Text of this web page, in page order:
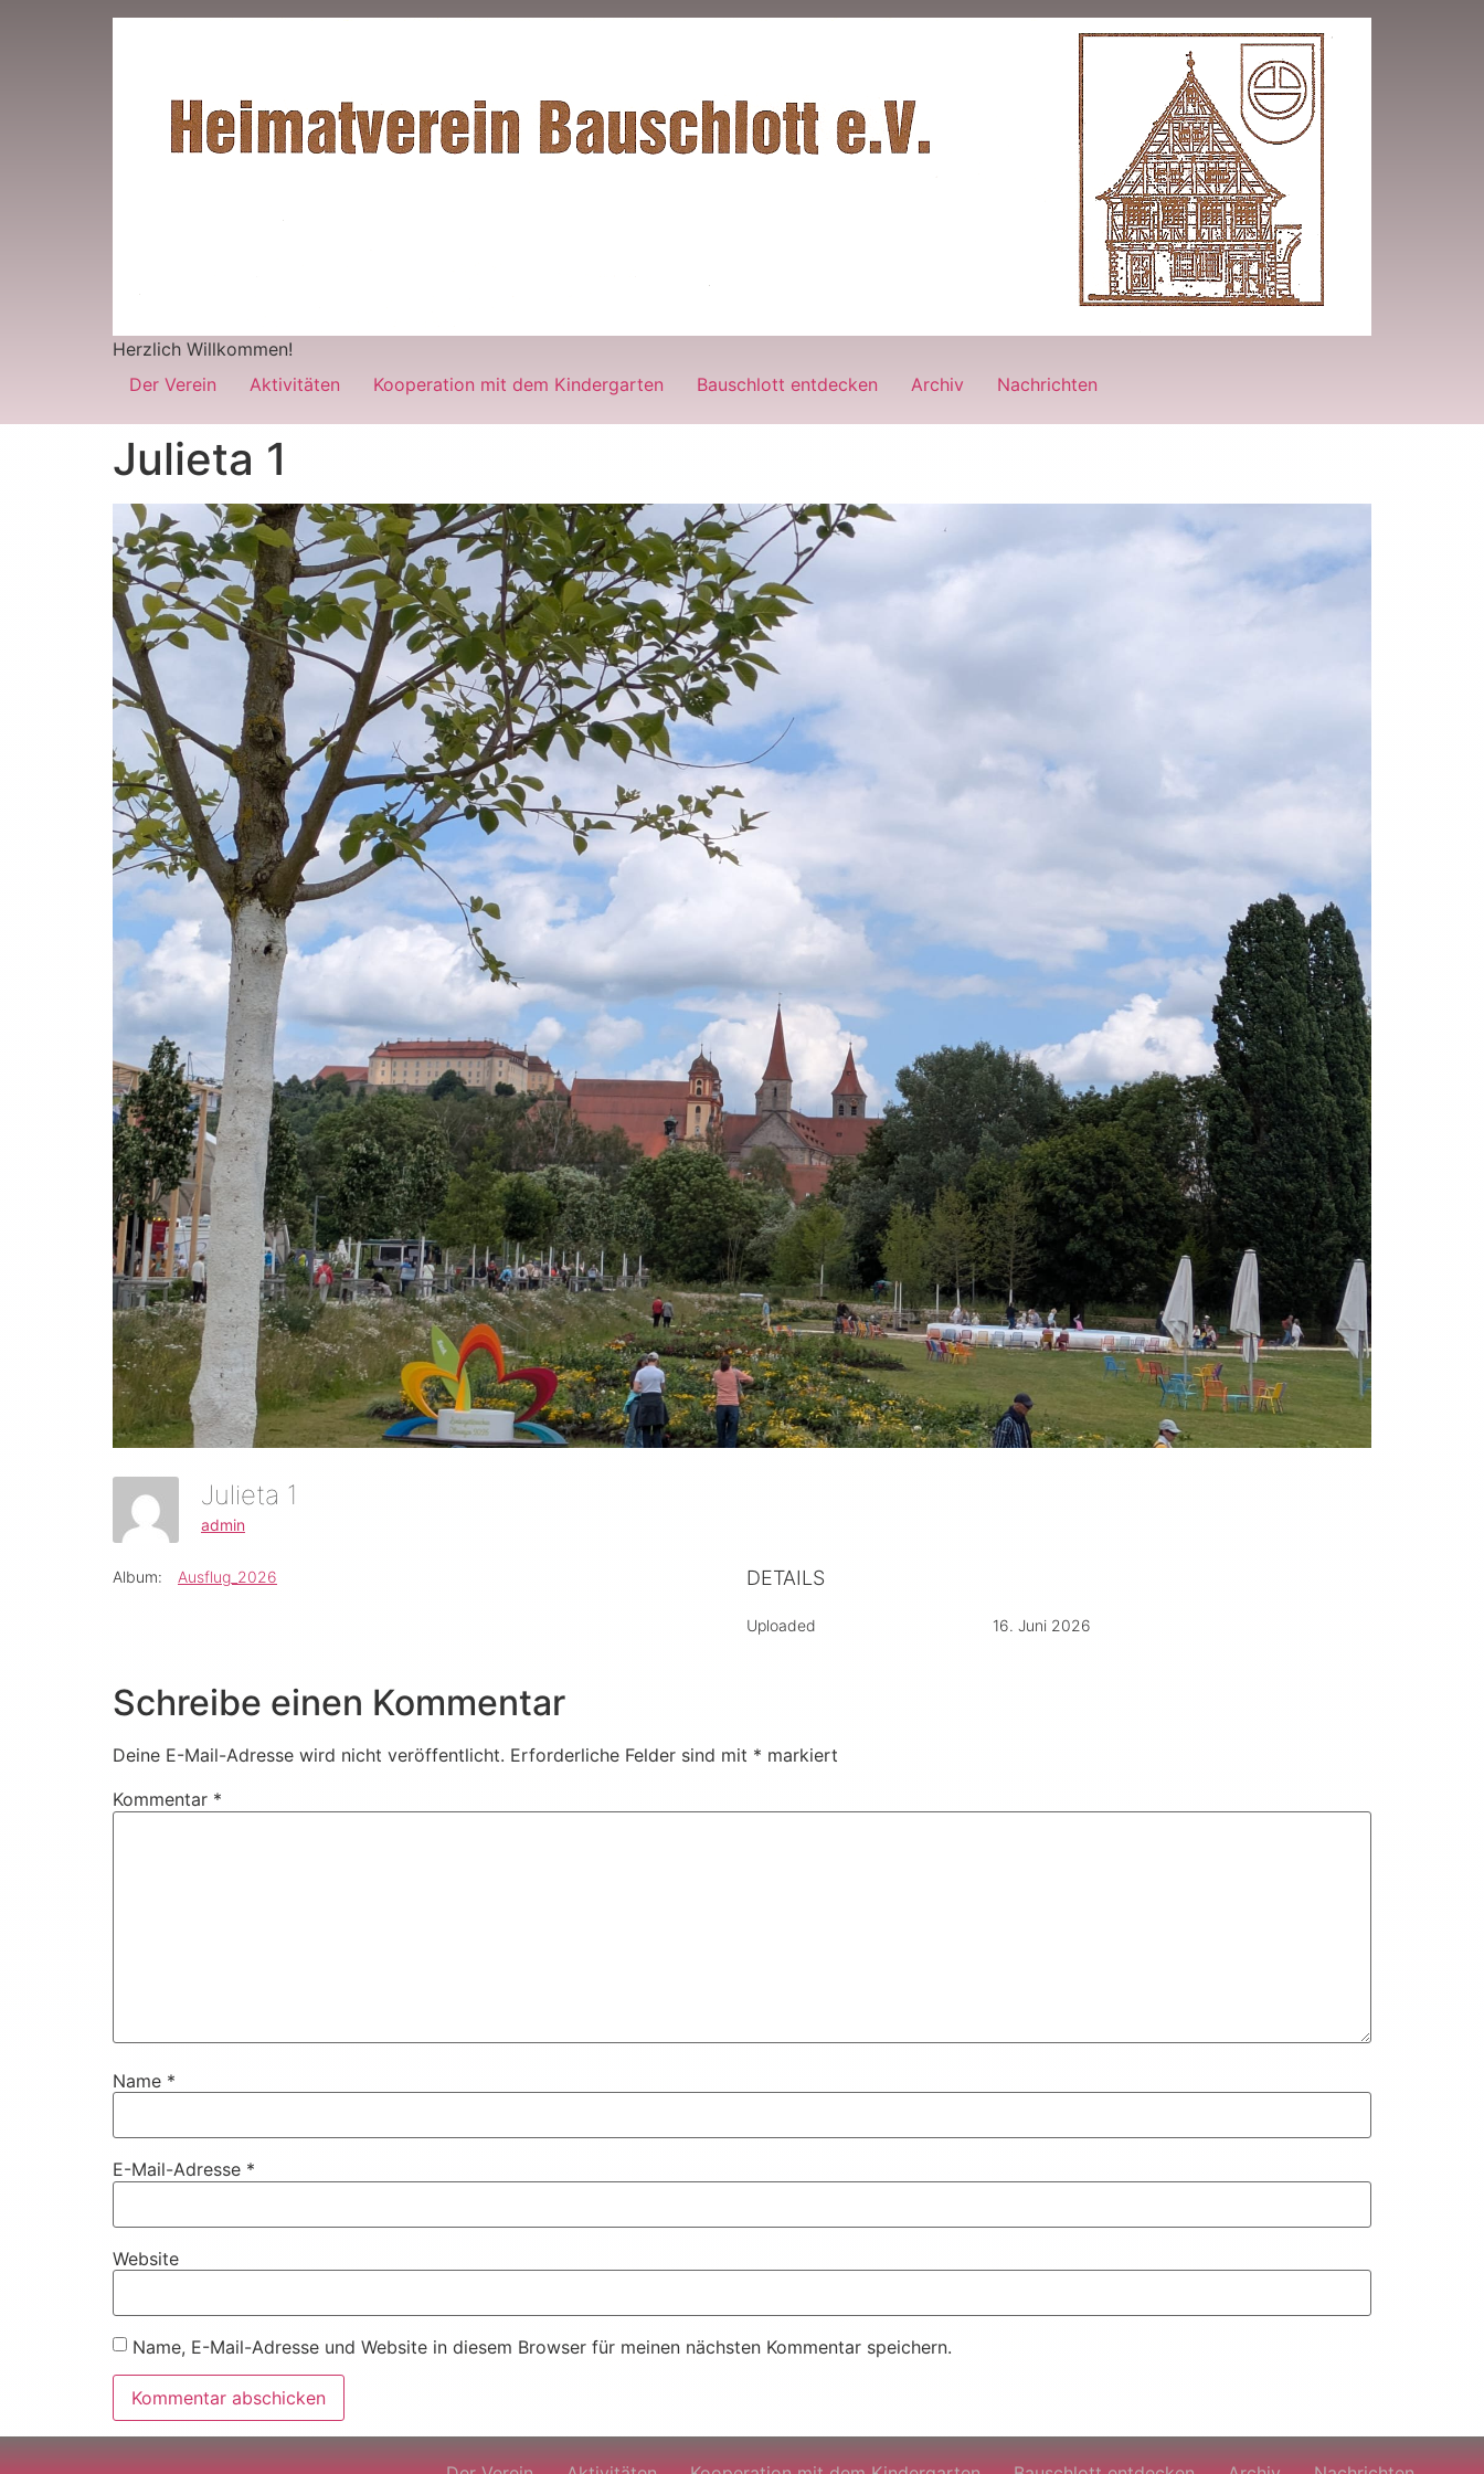
Herzlich Willkommen!
Der Verein
Aktivitäten Kooperation mit dem Kindergarten Bauschlott entdecken Archiv Nachrichten
Julieta 1
Julieta 1
admin
Album: Ausflug_2026 DETAILS
Uploaded 16. Juni 2026
Schreibe einen Kommentar
Deine E-Mail-Adresse wird nicht veröffentlicht. Erforderliche Felder sind mit * markiert
Kommentar *
Name *
E-Mail-Adresse *
Website
Name, E-Mail-Adresse und Website in diesem Browser für meinen nächsten Kommentar speichern.